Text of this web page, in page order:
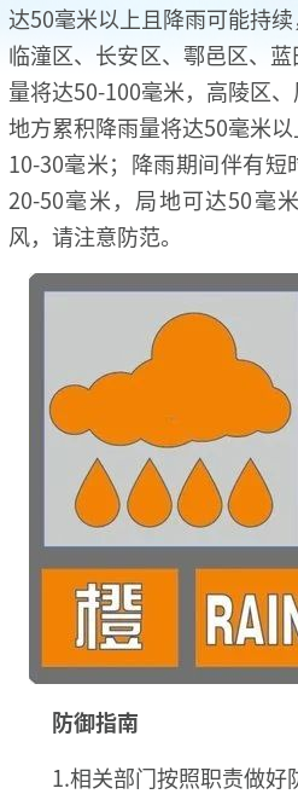
达50毫米以上且降雨可能持续
临潼区、长安区、鄠邑区、
量将达50-100毫米，高陵区、
地方累积降雨量将达50毫米
10-30毫米；降雨期间伴有
20-50毫米，局地可达50毫
风，请注意防范。
防御指南
1.相关部门按照职责做好